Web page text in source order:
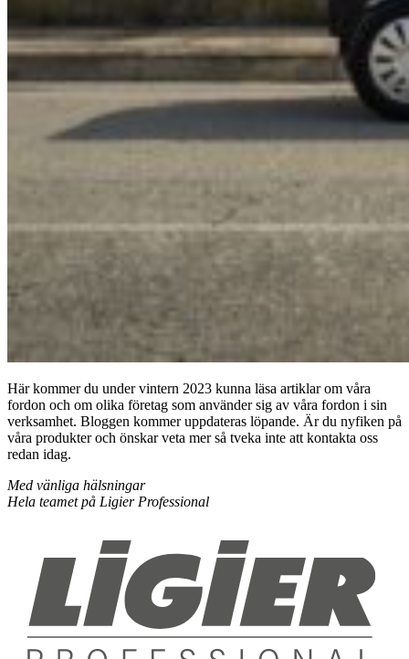
Här kommer du under vintern 2023 kunna läsa artiklar om våra
fordon och om olika företag som använder sig av våra fordon i sin
verksamhet. Bloggen kommer uppdateras löpande. Är du nyfiken på
våra produkter och önskar veta mer så tveka inte att kontakta oss
redan idag.
Med vänliga hälsningar
Hela teamet på Ligier Professional